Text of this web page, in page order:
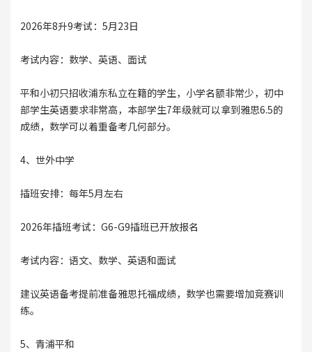
2026年8升9考试：5月23日
考试内容：数学、英语、面试
平和小初只招收浦东私立在籍的学生，小学名额非常少，初中
部学生英语要求非常高，本部学生7年级就可以拿到雅思6.5的
成绩，数学可以着重备考几何部分。
4、世外中学
插班安排：每年5月左右
2026年插班考试：G6-G9插班已开放报名
考试内容：语文、数学、英语和面试
建议英语备考提前准备雅思托福成绩，数学也需要增加竞赛训
练。
5、青浦平和